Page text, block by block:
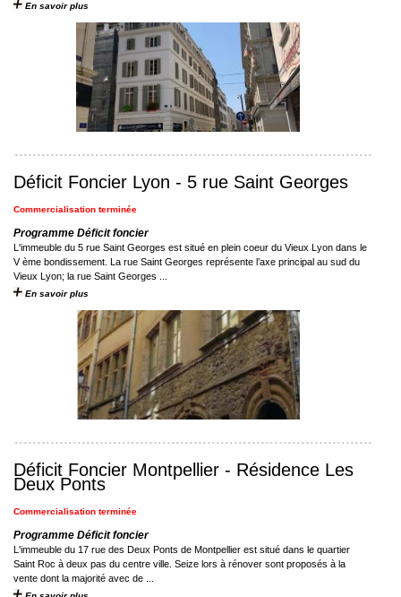
En savoir plus
Déficit Foncier Lyon - 5 rue Saint Georges
Commercialisation terminée
Programme Déficit foncier
L'immeuble du 5 rue Saint Georges est situé en plein coeur du Vieux Lyon dans le
V ème bondissement. La rue Saint Georges représente l’axe principal au sud du
Vieux Lyon; la rue Saint Georges ...
En savoir plus
Déficit Foncier Montpellier - Résidence Les
Deux Ponts
Commercialisation terminée
Programme Déficit foncier
L'immeuble du 17 rue des Deux Ponts de Montpellier est situé dans le quartier
Saint Roc à deux pas du centre ville. Seize lors à rénover sont proposés à la
vente dont la majorité avec de ...